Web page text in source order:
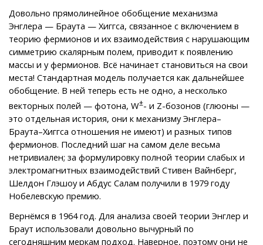
Довольно прямолинейное обобщение механизма
Энглера — Браута — Хиггса, связанное с включением в
теорию фермионов и их взаимодействия с нарушающим
симметрию скалярным полем, приводит к появлению
массы и у фермионов. Всё начинает становиться на свои
места! Стандартная модель получается как дальнейшее
обобщение. В ней теперь есть не одно, а несколько
векторных полей — фотона, W±- и Z-бозонов (глюоны —
это отдельная история, они к механизму Энглера–
Браута–Хиггса отношения не имеют) и разных типов
фермионов. Последний шаг на самом деле весьма
нетривиален; за формулировку полной теории слабых и
электромагнитных взаимодействий Стивен Вайнберг,
Шелдон Глэшоу и Абдус Салам получили в 1979 году
Нобелевскую премию.
Вернёмся в 1964 год. Для анализа своей теории Энглер и
Браут использовали довольно вычурный по
сегодняшним меркам подход. Наверное, поэтому они не